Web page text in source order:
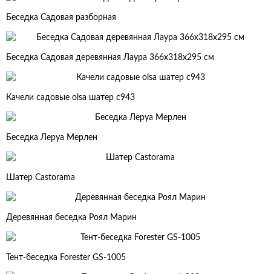
Беседка Садовая разборная
Беседка Садовая деревянная Лаура 366x318x295 см
Качели садовые olsa шатер с943
Беседка Леруа Мерлен
Шатер Castorama
Деревянная беседка Роял Марин
Тент-беседка Forester GS-1005